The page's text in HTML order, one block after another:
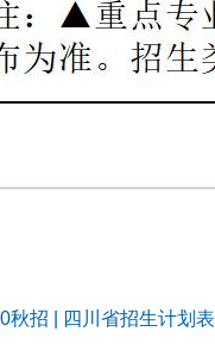
秋招 | 四川省招生计划表